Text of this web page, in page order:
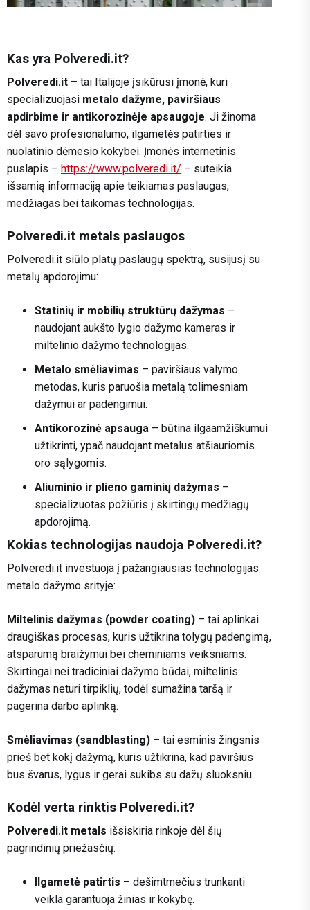
Kas yra Polveredi.it?
Polveredi.it – tai Italijoje įsikūrusi įmonė, kuri
specializuojasi metalo dažyme, paviršiaus
apdirbime ir antikorozinėje apsaugoje. Ji žinoma
dėl savo profesionalumo, ilgametės patirties ir
nuolatinio dėmesio kokybei. Įmonės internetinis
puslapis – https://www.polveredi.it/ – suteikia
išsamią informaciją apie teikiamas paslaugas,
medžiagas bei taikomas technologijas.
Polveredi.it metals paslaugos
Polveredi.it siūlo platų paslaugų spektrą, susijusį su
metalų apdorojimu:
Statinių ir mobilių struktūrų dažymas –
naudojant aukšto lygio dažymo kameras ir
miltelinio dažymo technologijas.
Metalo smėliavimas – paviršiaus valymo
metodas, kuris paruošia metalą tolimesniam
dažymui ar padengimui.
Antikorozinė apsauga – būtina ilgaamžiškumui
užtikrinti, ypač naudojant metalus atšiauriomis
oro sąlygomis.
Aliuminio ir plieno gaminių dažymas –
specializuotas požiūris į skirtingų medžiagų
apdorojimą.
Kokias technologijas naudoja Polveredi.it?
Polveredi.it investuoja į pažangiausias technologijas
metalo dažymo srityje:
Miltelinis dažymas (powder coating) – tai aplinkai
draugiškas procesas, kuris užtikrina tolygų padengimą,
atsparumą braižymui bei cheminiams veiksniams.
Skirtingai nei tradiciniai dažymo būdai, miltelinis
dažymas neturi tirpiklių, todėl sumažina taršą ir
pagerina darbo aplinką.
Smėliavimas (sandblasting) – tai esminis žingsnis
prieš bet kokį dažymą, kuris užtikrina, kad paviršius
bus švarus, lygus ir gerai sukibs su dažų sluoksniu.
Kodėl verta rinktis Polveredi.it?
Polveredi.it metals išsiskiria rinkoje dėl šių
pagrindinių priežasčių:
Ilgametė patirtis – dešimtmečius trunkanti
veikla garantuoja žinias ir kokybę.